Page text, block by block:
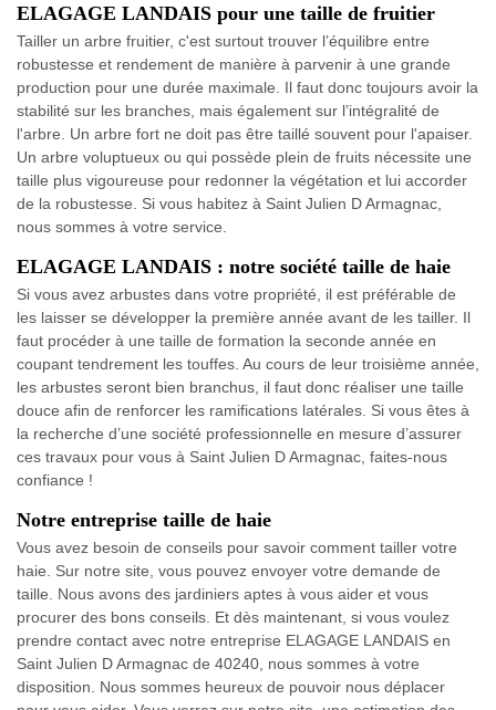
ELAGAGE LANDAIS pour une taille de fruitier
Tailler un arbre fruitier, c'est surtout trouver l’équilibre entre
robustesse et rendement de manière à parvenir à une grande
production pour une durée maximale. Il faut donc toujours avoir la
stabilité sur les branches, mais également sur l’intégralité de
l'arbre. Un arbre fort ne doit pas être taillé souvent pour l'apaiser.
Un arbre voluptueux ou qui possède plein de fruits nécessite une
taille plus vigoureuse pour redonner la végétation et lui accorder
de la robustesse. Si vous habitez à Saint Julien D Armagnac,
nous sommes à votre service.
ELAGAGE LANDAIS : notre société taille de haie
Si vous avez arbustes dans votre propriété, il est préférable de
les laisser se développer la première année avant de les tailler. Il
faut procéder à une taille de formation la seconde année en
coupant tendrement les touffes. Au cours de leur troisième année,
les arbustes seront bien branchus, il faut donc réaliser une taille
douce afin de renforcer les ramifications latérales. Si vous êtes à
la recherche d’une société professionnelle en mesure d’assurer
ces travaux pour vous à Saint Julien D Armagnac, faites-nous
confiance !
Notre entreprise taille de haie
Vous avez besoin de conseils pour savoir comment tailler votre
haie. Sur notre site, vous pouvez envoyer votre demande de
taille. Nous avons des jardiniers aptes à vous aider et vous
procurer des bons conseils. Et dès maintenant, si vous voulez
prendre contact avec notre entreprise ELAGAGE LANDAIS en
Saint Julien D Armagnac de 40240, nous sommes à votre
disposition. Nous sommes heureux de pouvoir nous déplacer